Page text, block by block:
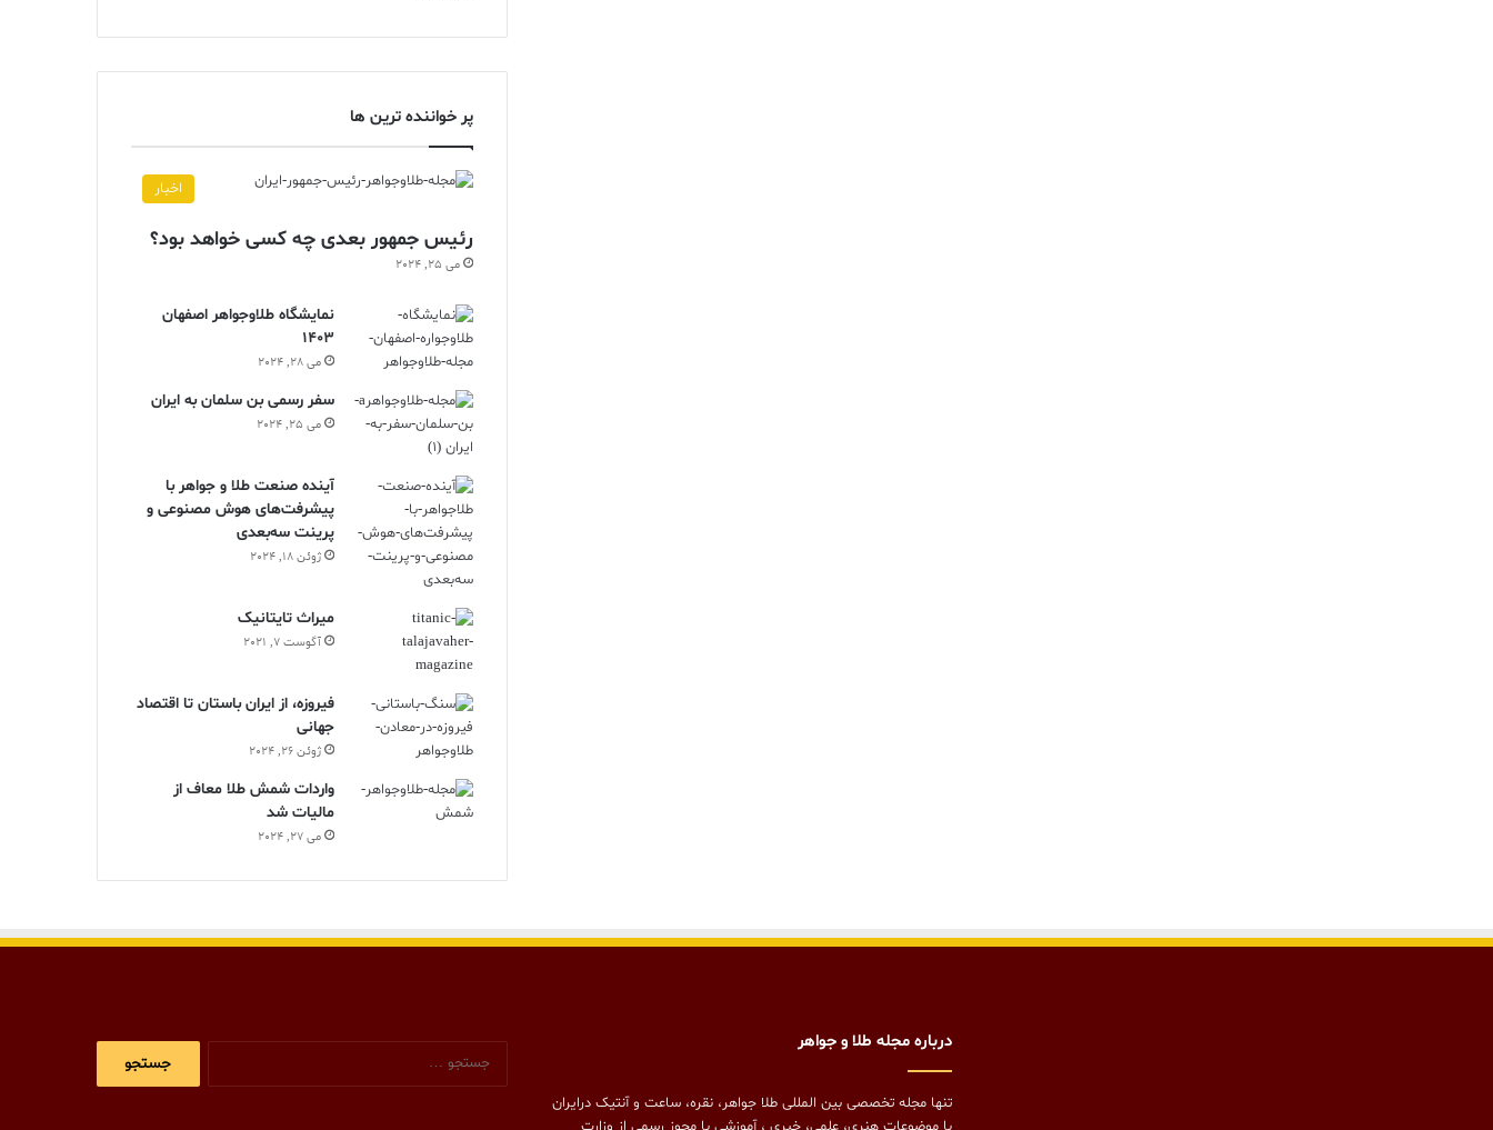
پر خواننده ترین ها
اخبار
رئیس جمهور بعدی چه کسی خواهد بود؟
می 25, 2024
نمایشگاه طلاوجواهر اصفهان
1403
می 28, 2024
سفر رسمی بن سلمان به ایران
می 25, 2024
آینده صنعت طلا و جواهر با
پیشرفت‌های هوش مصنوعی و
پرینت سه‌بعدی
ژوئن 18, 2024
ميراث تايتانيک
آگوست 7, 2021
فیروزه، از ایران باستان تا اقتصاد
جهانی
ژوئن 26, 2024
واردات شمش طلا معاف از
مالیات شد
می 27, 2024
درباره مجله طلا و جواهر
تنها مجله تخصصی بین المللی طلا جواهر، نقره، ساعت و آنتیک درایران